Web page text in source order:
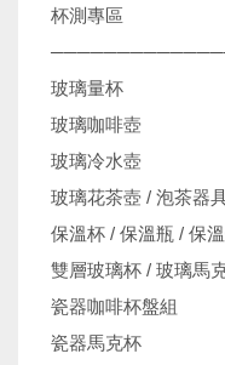
杯測專區
玻璃量杯
玻璃咖啡壺
玻璃冷水壺
玻璃花茶壺 / 泡茶器
保溫杯 / 保溫瓶 / 保
雙層玻璃杯 / 玻璃馬
瓷器咖啡杯盤組
瓷器馬克杯